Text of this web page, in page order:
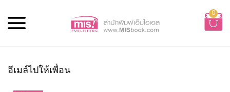
0
อีเมล์ไปให้เพื่อน